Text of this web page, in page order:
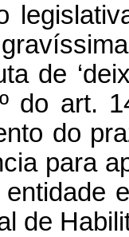
de
do art.
do
para
de